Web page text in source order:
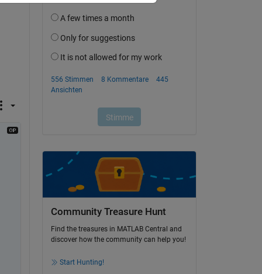
Community Treasure Hunt
Find the treasures in MATLAB Central and
discover how the community can help you!
Start Hunting!